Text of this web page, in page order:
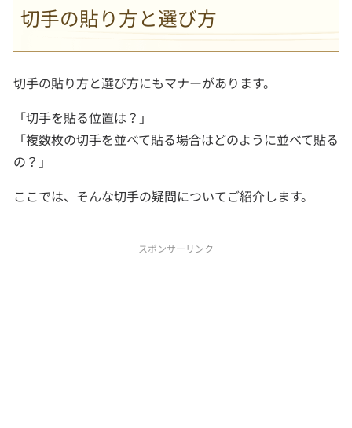
切手の貼り方と選び方
切手の貼り方と選び方にもマナーがあります。
「切手を貼る位置は？」
「複数枚の切手を並べて貼る場合はどのように並べて貼る
の？」
ここでは、そんな切手の疑問についてご紹介します。
スポンサーリンク